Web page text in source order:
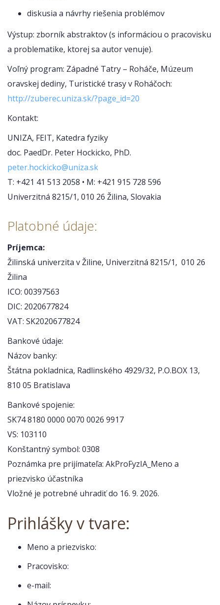
diskusia a návrhy riešenia problémov
Výstup: zborník abstraktov (s informáciou o pracovisku
a problematike, ktorej sa autor venuje).
Voľný program: Západné Tatry – Roháče, Múzeum
oravskej dediny, Turistické trasy v Roháčoch:
http://zuberec.uniza.sk/?page_id=20
Kontakt:
UNIZA, FEIT, Katedra fyziky
doc. PaedDr. Peter Hockicko, PhD.
peter.hockicko@uniza.sk
T: +421 41 513 2058 • M: +421 915 728 596
Univerzitná 8215/1, 010 26 Žilina, Slovakia
Platobné údaje:
Príjemca:
Žilinská univerzita v Žiline, Univerzitná 8215/1, 010 26
Žilina
ICO: 00397563
DIC: 2020677824
VAT: SK2020677824
Bankové údaje:
Názov banky:
Štátna pokladnica, Radlinského 4929/32, P.O.BOX 13,
810 05 Bratislava
Bankové spojenie:
SK74 8180 0000 0070 0026 9917
VS: 103110
Konštantný symbol: 0308
Poznámka pre prijímateľa: AkProFyzIA_Meno a
priezvisko účastníka
Vložné je potrebné uhradiť do 16. 9. 2026.
Prihlášky v tvare:
Meno a priezvisko:
Pracovisko:
e-mail: